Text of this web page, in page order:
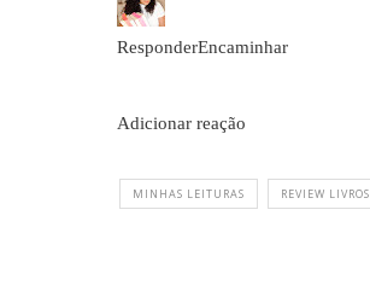
ResponderEncaminhar
Adicionar reação
MINHAS LEITURAS REVIEW LIVROS